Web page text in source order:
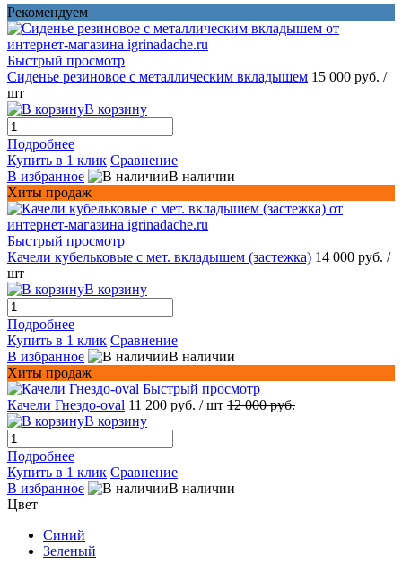
Рекомендуем
Быстрый просмотр
Сиденье резиновое с металлическим вкладышем 15 000 руб. /
шт
В корзину
Подробнее
Купить в 1 клик Сравнение
В избранное
В наличии
Хиты продаж
Быстрый просмотр
Качели кубельковые с мет. вкладышем (застежка) 14 000 руб. /
шт
В корзину
Подробнее
Купить в 1 клик Сравнение
В избранное
В наличии
Хиты продаж
Быстрый просмотр
Качели Гнездо-oval 11 200 руб. / шт 12 000 руб.
В корзину
Подробнее
Купить в 1 клик Сравнение
В избранное
В наличии
Цвет
Синий
Зеленый